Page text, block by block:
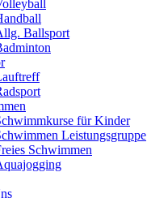
Ballsport
für Kinder
Leistungsgruppe
Schwimmen